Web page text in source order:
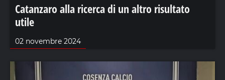
Catanzaro alla ricerca di un altro risultato
utile
02 novembre 2024